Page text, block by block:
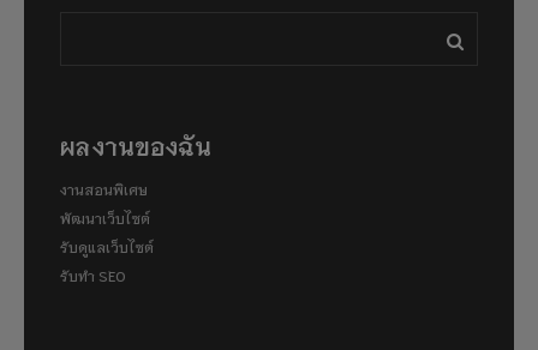
ผลงานของฉัน
งานสอนพิเศษ
พัฒนาเว็บไซต์
รับดูแลเว็บไซต์
รับทำ SEO